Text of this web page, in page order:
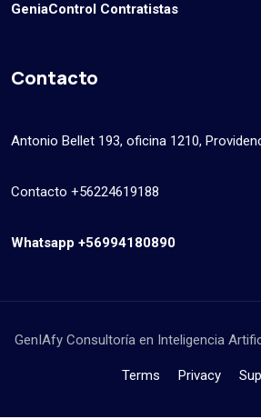
GeniaControl Contratistas
Contacto
Antonio Bellet 193, oficina 1210,
Contacto +56224619188
Whatsapp +56994180890
GenIAfy Consultoría en Inteligencia
Terms Privacy